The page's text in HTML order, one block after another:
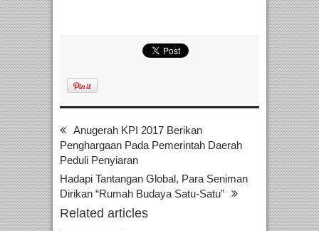
Anugerah KPI 2017 Berikan
Penghargaan Pada Pemerintah Daerah
Peduli Penyiaran
Hadapi Tantangan Global, Para Seniman
Dirikan “Rumah Budaya Satu-Satu”
Related articles